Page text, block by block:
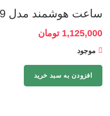
ساعت هوشمند مدل ws u9
1,125,000 تومان
موجود
افزودن به سبد خرید